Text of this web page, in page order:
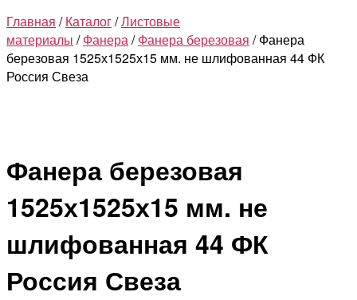
Главная /Каталог/Листовые
материалы /Фанера/Фанера березовая / Фанера
березовая 1525х1525х15 мм. не шлифованная 44 ФК
Россия Свеза
Фанера березовая
1525х1525х15 мм. не
шлифованная 44 ФК
Россия Свеза